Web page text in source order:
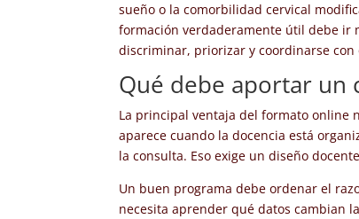
sueño o la comorbilidad cervical
formación verdaderamente útil debe ir
discriminar, priorizar y coordinarse con
Qué debe aportar un
La principal ventaja del formato online
aparece cuando la docencia está
la consulta. Eso exige un diseño
Un buen programa debe ordenar el
necesita aprender qué datos cambian